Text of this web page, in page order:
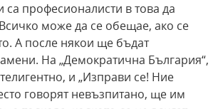
професионалисти в това да
Всичко може да се обещае, ако се
А после някои ще бъдат
На „Демократична България“,
и „Изправи се! Ние
говорят невъзпитано, ще им